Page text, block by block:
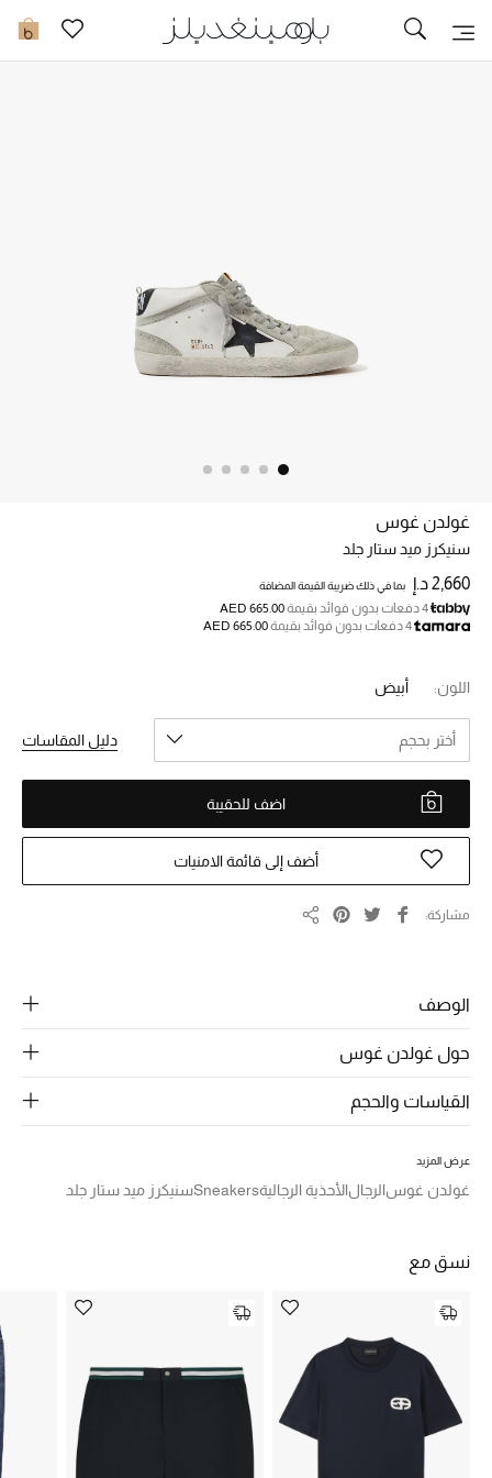
0 تخفيضات
خصم حتى 70%
تسوقوا الآن
ما وصلنا حديثاً
النساء
الحقائب النسائية
الأطفال
المجوهرات
نسوقوا أحدث ما وصلنا
النساء
غولدن غوس
سنيكرز ميد ستار جلد
2,660 د.إ بما في ذلك ضريبة القيمة المضافة
4 دفعات بدون فوائد بقيمة
AED 665.00
4 دفعات بدون فوائد بقيمة
AED 665.00
اللون: أبيض
أختر بحجم دليل المقاسات
اضف للحقيبة
أضف إلى قائمة الامنيات
مشاركة
الوصف
حول غولدن غوس
القياسات والحجم
عرض المزيد
غولدن غوسالرجالالأحذية الرجاليةSneakersسنيكرز ميد ستار جلد
نسق مع